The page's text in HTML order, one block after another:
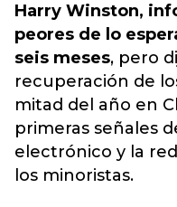
Harry Winston,
peores de lo
seis meses, pero
recuperación de
mitad del año en
primeras señales
electrónico y la
los minoristas.